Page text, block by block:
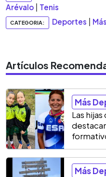
Arévalo
Tenis
CATEGORIA: Deportes
Artículos
Más
Las
Más